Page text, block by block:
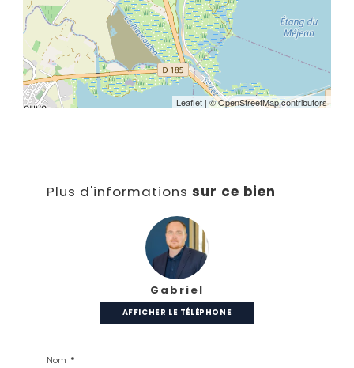
Leaflet | © OpenStreetMap contributors
Plus d'informations sur ce bien
Gabriel
AFFICHER LE TÉLÉPHONE
Nom *